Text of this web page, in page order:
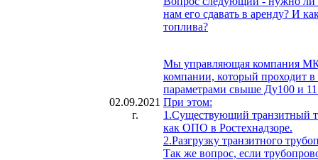
нам его сдавать в аренду? И
топлива?
02.09.2021
г.
Мы управляющая компания
компании, который проходит в
параметрами свыше Ду100 и
При этом:
1.Существующий транзитный
как ОПО в Ростехнадзоре.
2.Разгрузку транзитного
Так же вопрос, если